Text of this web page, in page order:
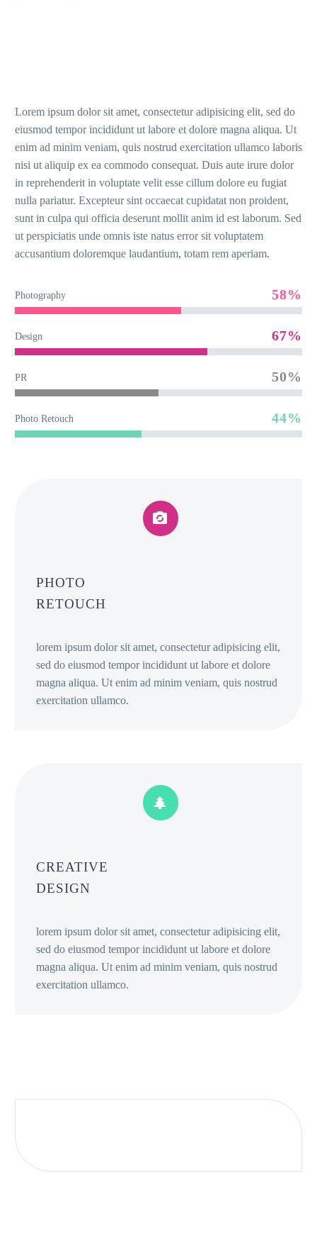
Lorem ipsum dolor sit amet, consectetur adipisicing elit, sed do
eiusmod tempor incididunt ut labore et dolore magna aliqua. Ut
enim ad minim veniam, quis nostrud exercitation ullamco laboris
nisi ut aliquip ex ea commodo consequat. Duis aute irure dolor
in reprehenderit in voluptate velit esse cillum dolore eu fugiat
nulla pariatur. Excepteur sint occaecat cupidatat non proident,
sunt in culpa qui officia deserunt mollit anim id est laborum. Sed
ut perspiciatis unde omnis iste natus error sit voluptatem
accusantium doloremque laudantium, totam rem aperiam.
Photography 58%
Design 67%
PR 50%
Photo Retouch 44%


PHOTO
RETOUCH
lorem ipsum dolor sit amet, consectetur adipisicing elit,
sed do eiusmod tempor incididunt ut labore et dolore
magna aliqua. Ut enim ad minim veniam, quis nostrud
exercitation ullamco.


CREATIVE
DESIGN
lorem ipsum dolor sit amet, consectetur adipisicing elit,
sed do eiusmod tempor incididunt ut labore et dolore
magna aliqua. Ut enim ad minim veniam, quis nostrud
exercitation ullamco.